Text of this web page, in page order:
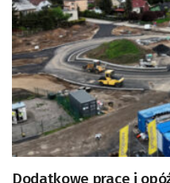
Dodatkowe prace i